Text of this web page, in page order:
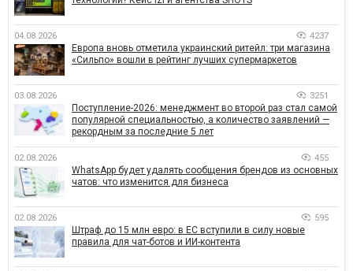
04.08.2026 4237
Европа вновь отметила украинский ритейл: три магазина
«Сильпо» вошли в рейтинг лучших супермаркетов
03.08.2026 3251
Поступление-2026: менеджмент во второй раз стал самой
популярной специальностью, а количество заявлений —
рекордным за последние 5 лет
02.08.2026 455
WhatsApp будет удалять сообщения брендов из основных
чатов: что изменится для бизнеса
02.08.2026 595
Штраф до 15 млн евро: в ЕС вступили в силу новые
правила для чат-ботов и ИИ-контента